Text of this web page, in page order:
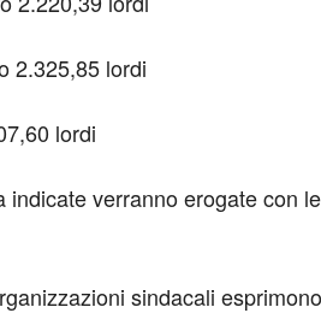
2.325,85 lordi
lordi
indicate verranno erogate con
sindacali